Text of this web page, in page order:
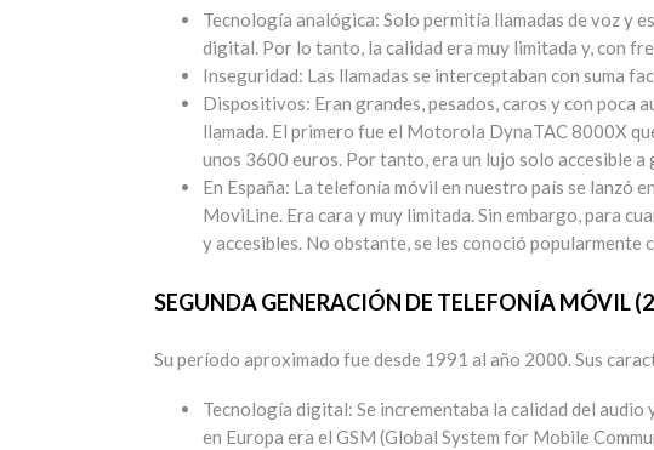
Tecnología analógica: Solo permitía llamadas de voz y
digital. Por lo tanto, la calidad era muy limitada y, con
Inseguridad: Las llamadas se interceptaban con suma
Dispositivos: Eran grandes, pesados, caros y con poca
llamada. El primero fue el Motorola DynaTAC 8000X
unos 3600 euros. Por tanto, era un lujo solo accesible a
En España: La telefonía móvil en nuestro país se lanzó
MoviLine. Era cara y muy limitada. Sin embargo, para
y accesibles. No obstante, se les conoció popularmente
SEGUNDA GENERACIÓN DE TELEFONÍA MÓVIL
Su período aproximado fue desde 1991 al año 2000. Sus
Tecnología digital: Se incrementaba la calidad del
en Europa era el GSM (Global System for Mobile